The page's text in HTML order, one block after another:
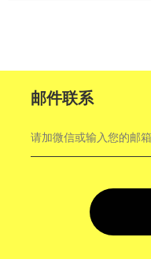
邮件联系